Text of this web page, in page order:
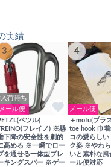
実績
3
入荷待ち
メール便
ペツル)
フレイノ) ※懸
下降の安全性を劇的
高める ※一瞬でロー
を通せる一体型ブレ
キングスパー ※ゲー
4
メール便
＋mofu(プラ
toe hook 巾
コの愛らしい
ク姿 ※やわ
いと素朴な
ール便対応